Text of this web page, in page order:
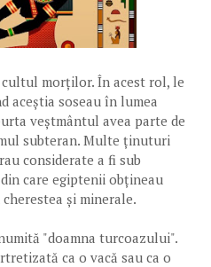
morților. În acest rol, le
aceștia soseau în lumea
veștmântul avea parte de
subteran. Multe ținuturi
considerate a fi sub
care egiptenii obțineau
și minerale.
"doamna turcoazului".
ca o vacă sau ca o